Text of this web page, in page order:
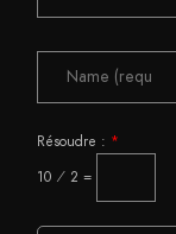
Résoudre : *
10 ⁄ 2 =